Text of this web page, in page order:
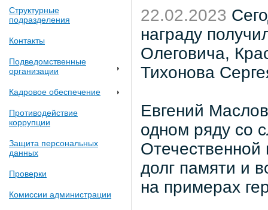
Структурные
подразделения
Контакты
Подведомственные
организации
Кадровое обеспечение
Противодействие
коррупции
Защита персональных
данных
Проверки
Комиссии администрации
22.02.2023
награду
Олеговича,
Тихонова
Евгений
одном ряду со
Отечественной
долг памяти и
на примерах